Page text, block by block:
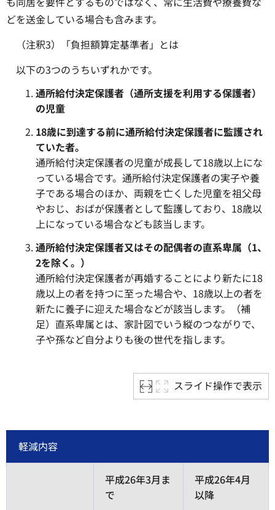
どを送金している場合も含みます。
（注釈3）「負担額算定基準者」とは
以下の3つのうちいずれかです。
通所給付決定保護者（通所支援を利用する保護者）
の児童
18歳に到達する前に通所給付決定保護者に監護され
ていた者。
通所給付決定保護者の児童が成長して18歳以上にな
っている場合です。通所給付決定保護者の実子や養
子である場合のほか、両親を亡くした児童を祖父母
やおじ、おばが保護者として監護しており、18歳以
上になっている場合なども該当します。
通所給付決定保護者又はその配偶者の直系卑属（1、
2を除く。）
通所給付決定保護者が再婚することにより新たに18
歳以上の者を持つに至った場合や、18歳以上の者を
新たに養子に迎えた場合などが該当します。（補
足）直系卑属とは、家計図でいう縦のつながりで、
子や孫など自分よりも後の世代を指します。
スライド操作で表示
軽減内容
平成26年3月ま
で
平成26年4月
以降